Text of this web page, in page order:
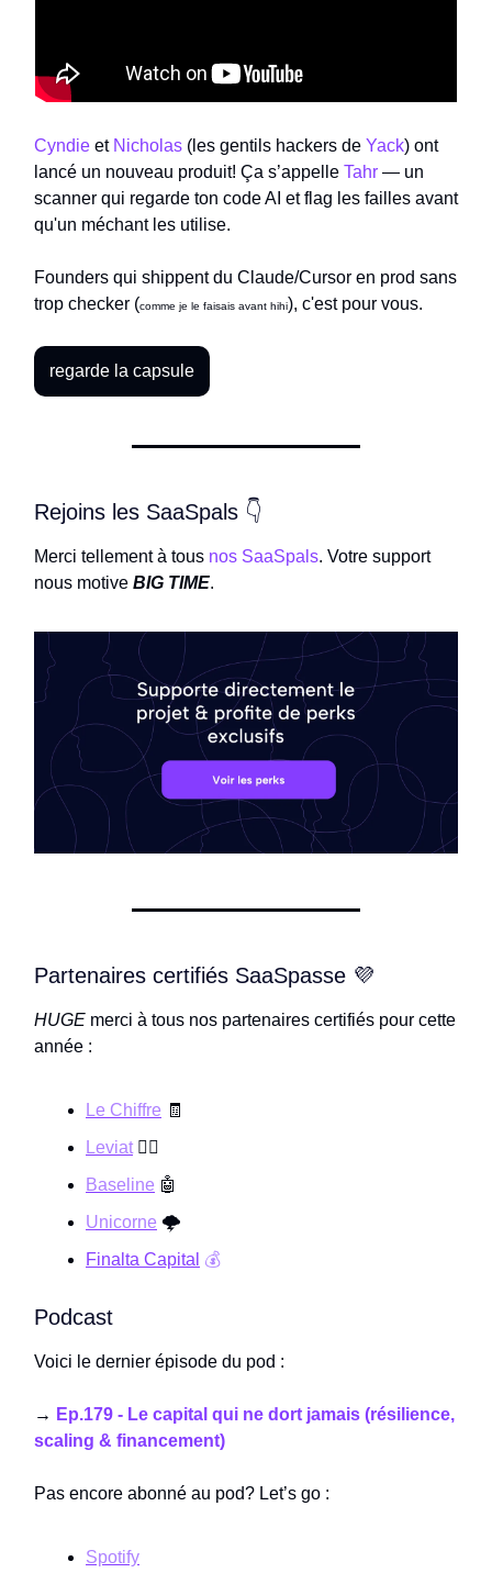
Cyndie et Nicholas (les gentils hackers de Yack) ont
lancé un nouveau produit! Ça s’appelle Tahr — un
scanner qui regarde ton code AI et flag les failles avant
qu'un méchant les utilise.
Founders qui shippent du Claude/Cursor en prod sans
trop checker (comme je le faisais avant hihi), c'est pour vous.
regarde la capsule
Rejoins les SaaSpals 👇
Merci tellement à tous nos SaaSpals. Votre support
nous motive BIG TIME.
Partenaires certifiés SaaSpasse 💜
HUGE merci à tous nos partenaires certifiés pour cette
année :
Le Chiffre 🧾
Leviat👨‍⚖️
Baseline 🤖
Unicorne 🌩️
Finalta Capital 💰
Podcast
Voici le dernier épisode du pod :
→ Ep.179 - Le capital qui ne dort jamais (résilience,
scaling & financement)
Pas encore abonné au pod? Let’s go :
Spotify